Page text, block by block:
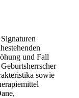
und Fall
sowie